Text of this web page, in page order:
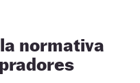
normativa